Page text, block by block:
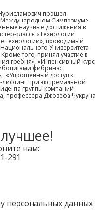
прошел
Международном Симпозиуме
научные достижения в
классе «Технологии
технологии», проводимый
Университета
того, принял участие в
гребня», «Интенсивный курс
фибрина:
«Упрощенный доступ к
при экстремальной
группы компаний
профессора Джозефа Чукруна
нам:
291
персональных данных